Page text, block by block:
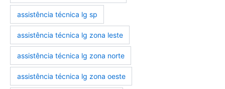
assistência técnica lg sp
assistência técnica lg zona leste
assistência técnica lg zona norte
assistência técnica lg zona oeste